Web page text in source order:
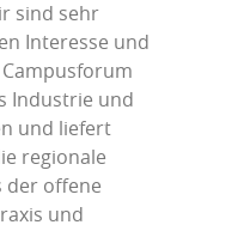
sind sehr
Interesse und
Industrie und
und liefert
regionale
der offene
und